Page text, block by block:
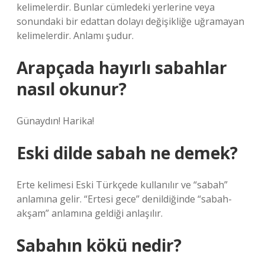
kelimelerdir. Bunlar cümledeki yerlerine veya
sonundaki bir edattan dolayı değişikliğe uğramayan
kelimelerdir. Anlamı şudur.
Arapçada hayırlı sabahlar
nasıl okunur?
Günaydın! Harika!
Eski dilde sabah ne demek?
Erte kelimesi Eski Türkçede kullanılır ve “sabah”
anlamına gelir. “Ertesi gece” denildiğinde “sabah-
akşam” anlamına geldiği anlaşılır.
Sabahın kökü nedir?